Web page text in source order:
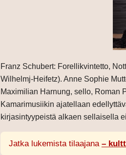
Franz Schubert: Forellikvintetto,
Wilhelmj-Heifetz). Anne Sophie
Maximilian Harnung, sello, Roman
Kamarimusiikin ajatellaan
kirjasintyypeistä alkaen sellaisella
Jatka lukemista tilaajana –